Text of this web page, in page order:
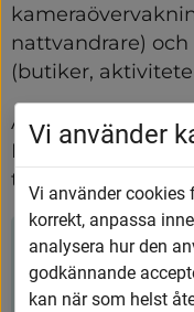
nattvandrare)
(butiker,
Än en gång tack
Era svar kommer
trygghetsarbetet i
Kontakt
Vi använder
Vi använder cookies
korrekt, anpassa
analysera hur den
godkännande
kan när som helst